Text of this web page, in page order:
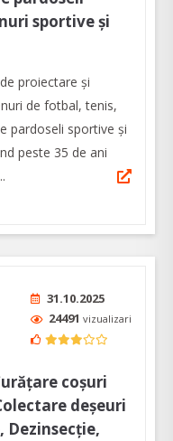
sportive și
proiectare şi
de fotbal, tenis,
pardoseli sportive şi
peste 35 de ani
31.10.2025
24491 vizualizari
coșuri
deșeuri
Dezinsecție,